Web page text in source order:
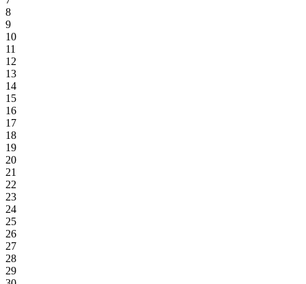
8
9
10
11
12
13
14
15
16
17
18
19
20
21
22
23
24
25
26
27
28
29